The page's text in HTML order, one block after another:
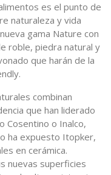
es el punto de
naturaleza y vida
gama Nature con
roble, piedra natural y
que harán de la
combinan
que han liderado
Cosentino o Inalco,
ha expuesto Itopker,
en cerámica.
nuevas superficies